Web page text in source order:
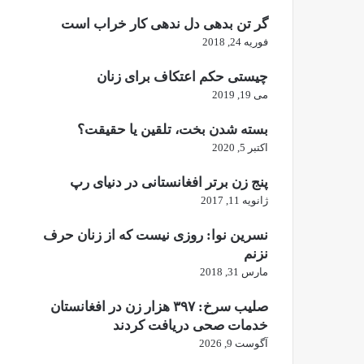
گر تن بدهی دل ندهی کار خراب است
فوریه 24, 2018
چیستی حکم اعتکاف برای زنان
می 19, 2019
بسته شدن بخت، تلقین یا حقیقت؟
اکتبر 5, 2020
پنج زن برتر افغانستانی در دنیای رپ
ژانویه 11, 2017
نسرین نوا: روزی نیست که از زنان حرف
نزنم
مارس 31, 2018
صلیب سرخ: ۳۹۷ هزار زن در افغانستان
خدمات صحی دریافت کردند
آگوست 9, 2026